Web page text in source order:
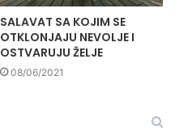
SALAVAT SA KOJIM SE
OTKLONJAJU NEVOLJE I
OSTVARUJU ŽELJE
08/06/2021